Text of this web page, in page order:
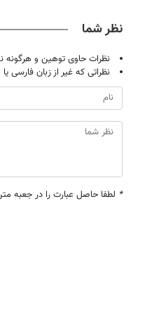
نظر شما
نظرات حاوی توهین و
نظراتی که غیر از زبان فارسی
* لطفا حاصل عبارت را در جعبه